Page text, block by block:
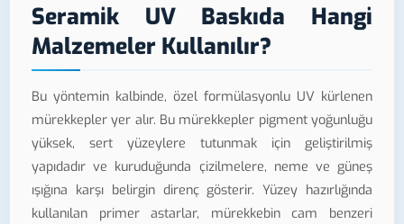
Seramik UV Baskıda Hangi
Malzemeler Kullanılır?
Bu yöntemin kalbinde, özel formülasyonlu UV kürlenen
mürekkepler yer alır. Bu mürekkepler pigment yoğunluğu
yüksek, sert yüzeylere tutunmak için geliştirilmiş
yapıdadır ve kuruduğunda çizilmelere, neme ve güneş
ışığına karşı belirgin direnç gösterir. Yüzey hazırlığında
kullanılan primer astarlar, mürekkebin cam benzeri